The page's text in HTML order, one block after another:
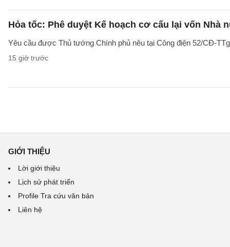
Hỏa tốc: Phê duyệt Kế hoạch cơ cấu lại vốn Nhà
Yêu cầu được Thủ tướng Chính phủ nêu tại Công điện 52/CĐ-
15 giờ trước
GIỚI THIỆU
Lời giới thiệu
Lịch sử phát triển
Profile Tra cứu văn bản
Liên hệ